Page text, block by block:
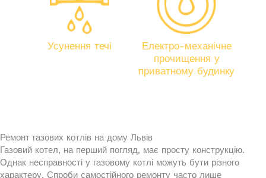
Усунення течі
Електро-механічне
прочищення у
приватному будинку
Ремонт газових котлів на дому Львів
Газовий котел, на перший погляд, має просту конструкцію.
Однак несправності у газовому котлі можуть бути різного
характеру. Спроби самостійного ремонту часто лише